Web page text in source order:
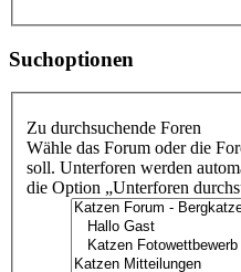
Suchoptionen
Zu durchsuchende Foren
Wähle das Forum oder die
soll. Unterforen werden
die Option „Unterforen